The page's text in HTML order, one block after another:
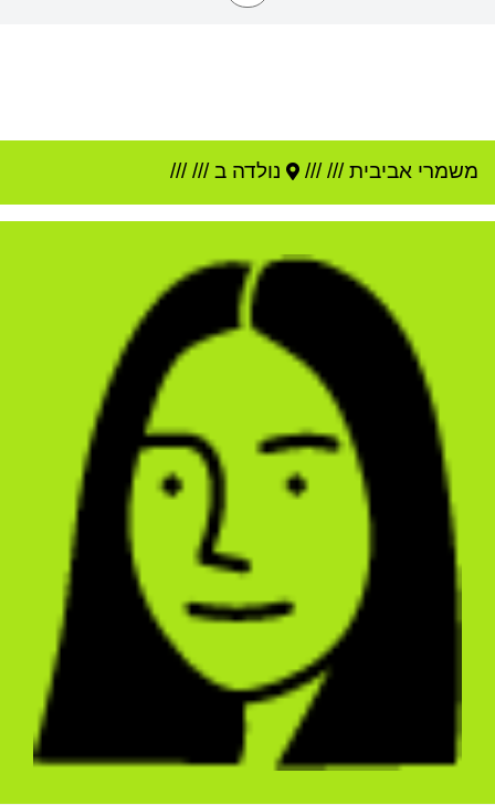
משמרי אביבית///
/// נולדה ב //////